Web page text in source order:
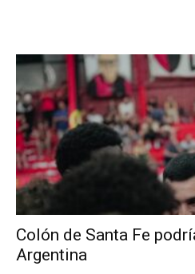
Colón de Santa Fe
Argentina